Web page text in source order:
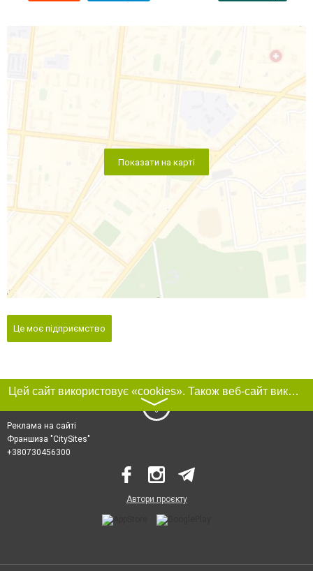
Показати на карті
Це моє підприємство
Цей сайт використовує «cookies». Також веб-сайт використовує інтернет-сервіс для збору технічних даних стосовно відвідувачів з метою отримання маркетингової та статистичної інформації. Умови обробки даних відвідувачів сайту див.
〉
Реклама на сайті
Франшиза "CitySites"
+380730456300
Автори проєкту